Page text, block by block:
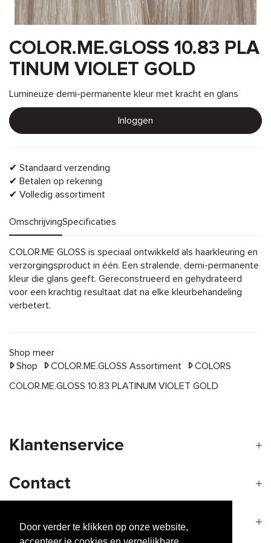
Door verder te klikken op onze website,
COLOR.ME.GLOSS 10.83 PLA
TINUM VIOLET GOLD
Lumineuze demi-permanente kleur met kracht en glans
Inloggen
✔ Standaard verzending
✔ Betalen op rekening
✔ Volledig assortiment
OmschrijvingSpecificaties
Omschrijving
COLOR.ME GLOSS is speciaal ontwikkeld als haarkleuring en
verzorgingsproduct in één. Een stralende, demi-permanente
kleur die glans geeft. Gereconstrueerd en gehydrateerd
voor een krachtig resultaat dat na elke kleurbehandeling
verbetert.
Shop meer
Shop
COLOR.ME.GLOSS Assortiment COLORS
COLOR.ME.GLOSS 10.83 PLATINUM VIOLET GOLD
Klantenservice
Contact
Openingstijden